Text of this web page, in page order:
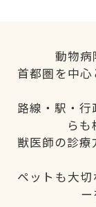
動物病
首都圏を中
路線・駅・
らも
獣医師の診
ペットも大
ー